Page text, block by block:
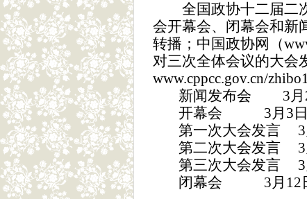
全国政协十二届二
会开幕会、闭幕会和新
转播；中国政协网（
对三次全体会议的大会
www.cppcc.gov.cn/
新闻发布会
3月
开幕会
3月 3
第一次大会发言
3
第二次大会发言
3
第三次大会发言
3
闭幕会
3月 12